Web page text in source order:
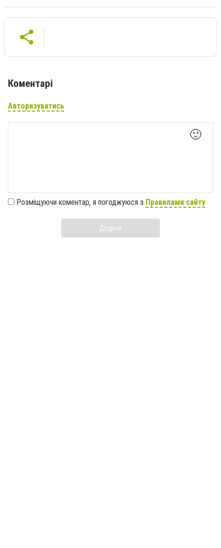
Коментарі
Авторизуватись
🙂
Розміщуючи коментар, я погоджуюся з Правилами сайту
Додати